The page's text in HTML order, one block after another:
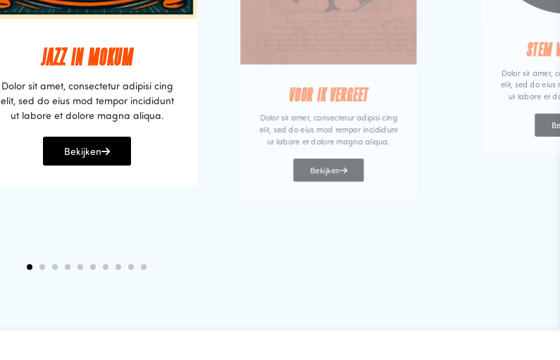
JAZZ IN MOKUM
Dolor sit amet, consectetur adipisi cing
elit, sed do eius mod tempor incididunt
ut labore et dolore magna aliqua.
Bekijken
VOOR IK VERGEET
Dolor sit amet, consectetur adipisi cing
elit, sed do eius mod tempor incididunt
ut labore et dolore magna aliqua.
Bekijken
STEM
Dolor sit amet,
elit, sed do eius
ut labore et